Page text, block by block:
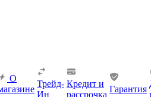
О
Трейд-
Ин
Кредит и
рассрочка
Гарантия